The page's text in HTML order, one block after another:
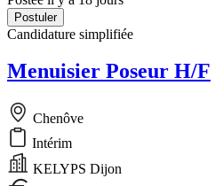
Postuler
Candidature simplifiée
Menuisier Poseur H/F
Chenôve
Intérim
KELYPS Dijon